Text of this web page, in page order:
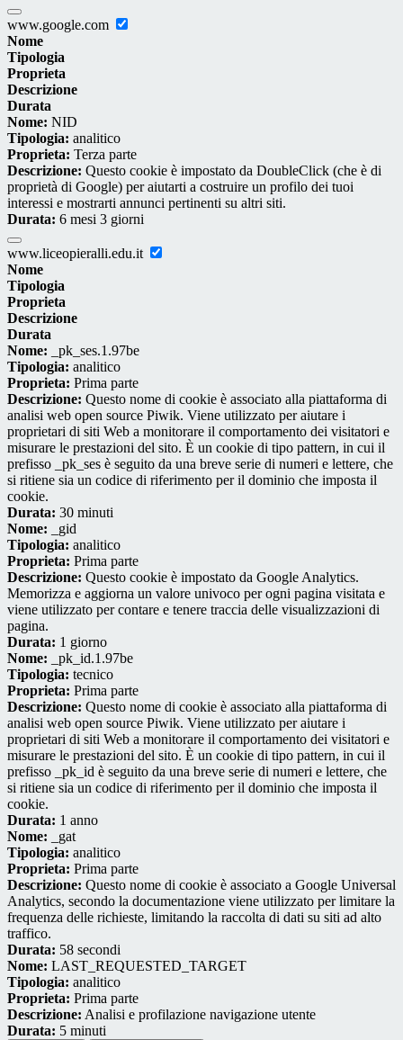
www.google.com
Nome
Tipologia
Proprieta
Descrizione
Durata
Nome: NID
Tipologia: analitico
Proprieta: Terza parte
Descrizione: Questo cookie è impostato da DoubleClick (che è di
proprietà di Google) per aiutarti a costruire un profilo dei tuoi
interessi e mostrarti annunci pertinenti su altri siti.
Durata: 6 mesi 3 giorni
www.liceopieralli.edu.it
Nome
Tipologia
Proprieta
Descrizione
Durata
Nome: _pk_ses.1.97be
Tipologia: analitico
Proprieta: Prima parte
Descrizione: Questo nome di cookie è associato alla piattaforma di
analisi web open source Piwik. Viene utilizzato per aiutare i
proprietari di siti Web a monitorare il comportamento dei visitatori e
misurare le prestazioni del sito. È un cookie di tipo pattern, in cui il
prefisso _pk_ses è seguito da una breve serie di numeri e lettere, che
si ritiene sia un codice di riferimento per il dominio che imposta il
cookie.
Durata: 30 minuti
Nome: _gid
Tipologia: analitico
Proprieta: Prima parte
Descrizione: Questo cookie è impostato da Google Analytics.
Memorizza e aggiorna un valore univoco per ogni pagina visitata e
viene utilizzato per contare e tenere traccia delle visualizzazioni di
pagina.
Durata: 1 giorno
Nome: _pk_id.1.97be
Tipologia: tecnico
Proprieta: Prima parte
Descrizione: Questo nome di cookie è associato alla piattaforma di
analisi web open source Piwik. Viene utilizzato per aiutare i
proprietari di siti Web a monitorare il comportamento dei visitatori e
misurare le prestazioni del sito. È un cookie di tipo pattern, in cui il
prefisso _pk_id è seguito da una breve serie di numeri e lettere, che
si ritiene sia un codice di riferimento per il dominio che imposta il
cookie.
Durata: 1 anno
Nome: _gat
Tipologia: analitico
Proprieta: Prima parte
Descrizione: Questo nome di cookie è associato a Google Universal
Analytics, secondo la documentazione viene utilizzato per limitare la
frequenza delle richieste, limitando la raccolta di dati su siti ad alto
traffico.
Durata: 58 secondi
Nome: LAST_REQUESTED_TARGET
Tipologia: analitico
Proprieta: Prima parte
Descrizione: Analisi e profilazione navigazione utente
Durata: 5 minuti